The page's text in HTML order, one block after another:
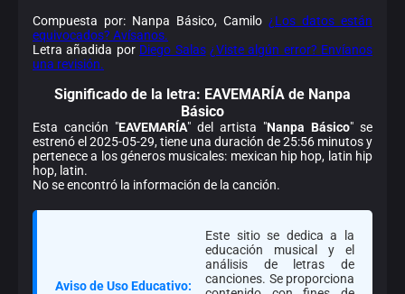
Compuesta por: Nanpa Básico, Camilo ¿Los datos están
equivocados? Avísanos.
Letra añadida por Diego Salas ¿Viste algún error? Envíanos
una revisión.
Significado de la letra: EAVEMARÍA de Nanpa
Básico
Esta canción "EAVEMARÍA" del artista "Nanpa Básico" se
estrenó el 2025-05-29, tiene una duración de 25:56 minutos y
pertenece a los géneros musicales: mexican hip hop, latin hip
hop, latin.
No se encontró la información de la canción.
Aviso de Uso Educativo:
Este sitio se dedica a la
educación musical y el
análisis de letras de
canciones. Se proporciona